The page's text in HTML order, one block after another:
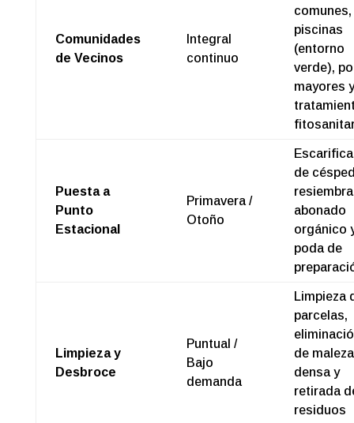
Comunidades
de Vecinos
Integral
continuo
comunes,
piscinas
(entorno
verde),
mayores y
Puesta a
Punto
Estacional
Primavera /
Otoño
de
abonado
orgánico
poda de
Limpieza y
Desbroce
Puntual /
Bajo
demanda
Limpieza
parcelas,
de maleza
densa y
retirada
residuos